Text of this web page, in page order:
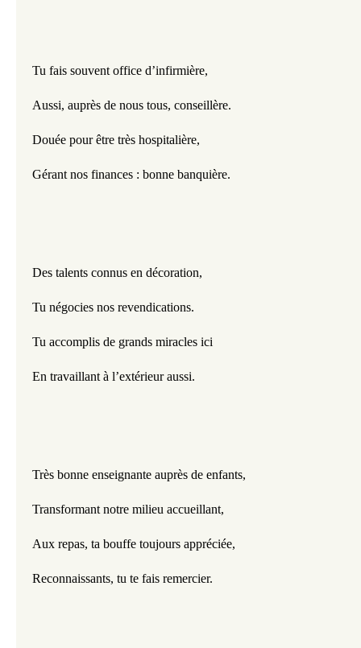
Tu fais souvent office d’infirmière,
Aussi, auprès de nous tous, conseillère.
Douée pour être très hospitalière,
Gérant nos finances : bonne banquière.
Des talents connus en décoration,
Tu négocies nos revendications.
Tu accomplis de grands miracles ici
En travaillant à l’extérieur aussi.
Très bonne enseignante auprès de enfants,
Transformant notre milieu accueillant,
Aux repas, ta bouffe toujours appréciée,
Reconnaissants, tu te fais remercier.